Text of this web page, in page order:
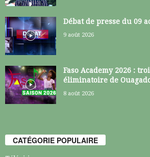
Débat de presse du 09
9 août 2026
Faso Academy 2026 :
éliminatoire de
8 août 2026
CATÉGORIE POPULAIRE